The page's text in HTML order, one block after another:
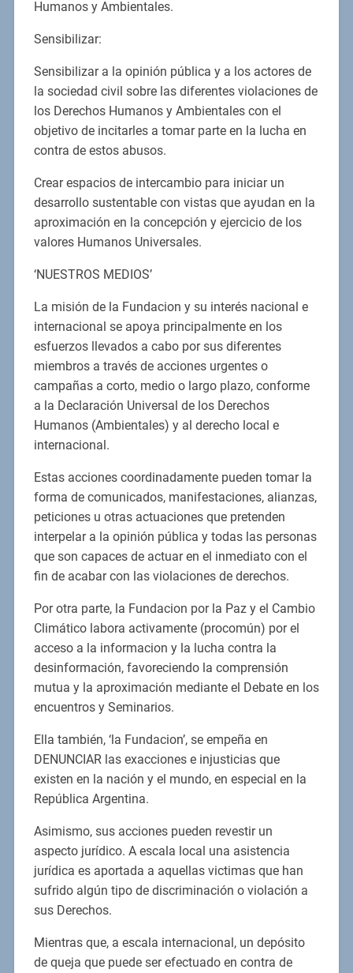
Humanos y Ambientales.
Sensibilizar:
Sensibilizar a la opinión pública y a los actores de
la sociedad civil sobre las diferentes violaciones de
los Derechos Humanos y Ambientales con el
objetivo de incitarles a tomar parte en la lucha en
contra de estos abusos.
Crear espacios de intercambio para iniciar un
desarrollo sustentable con vistas que ayudan en la
aproximación en la concepción y ejercicio de los
valores Humanos Universales.
‘NUESTROS MEDIOS’
La misión de la Fundacion y su interés nacional e
internacional se apoya principalmente en los
esfuerzos llevados a cabo por sus diferentes
miembros a través de acciones urgentes o
campañas a corto, medio o largo plazo, conforme
a la Declaración Universal de los Derechos
Humanos (Ambientales) y al derecho local e
internacional.
Estas acciones coordinadamente pueden tomar la
forma de comunicados, manifestaciones, alianzas,
peticiones u otras actuaciones que pretenden
interpelar a la opinión pública y todas las personas
que son capaces de actuar en el inmediato con el
fin de acabar con las violaciones de derechos.
Por otra parte, la Fundacion por la Paz y el Cambio
Climático labora activamente (procomún) por el
acceso a la informacion y la lucha contra la
desinformación, favoreciendo la comprensión
mutua y la aproximación mediante el Debate en los
encuentros y Seminarios.
Ella también, ‘la Fundacion’, se empeña en
DENUNCIAR las exacciones e injusticias que
existen en la nación y el mundo, en especial en la
República Argentina.
Asimismo, sus acciones pueden revestir un
aspecto jurídico. A escala local una asistencia
jurídica es aportada a aquellas victimas que han
sufrido algún tipo de discriminación o violación a
sus Derechos.
Mientras que, a escala internacional, un depósito
de queja que puede ser efectuado en contra de